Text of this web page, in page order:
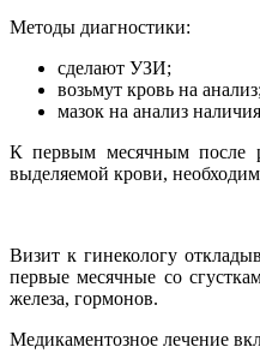
Методы диагностики:
сделают УЗИ;
возьмут кровь на
мазок на анализ
К первым месячным после
выделяемой крови,
Визит к гинекологу
первые месячные со
железа, гормонов.
Медикаментозное лечение